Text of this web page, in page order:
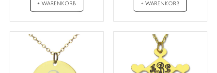
+ WARENKORB + WARENKORB